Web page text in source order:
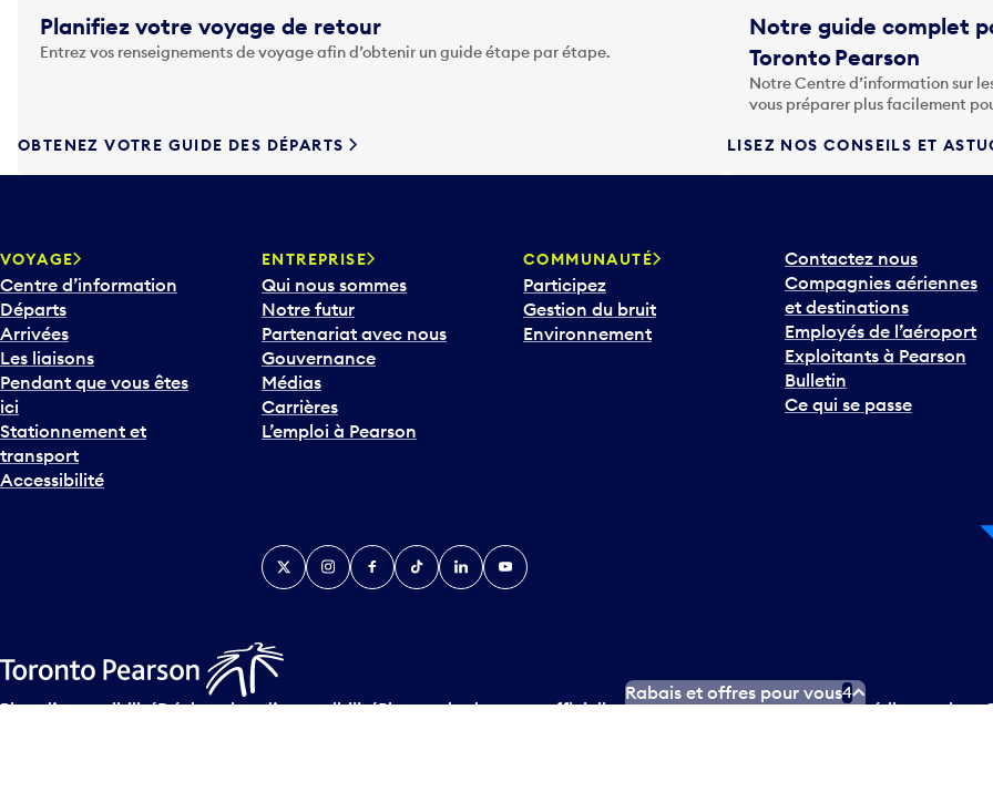
y
e
z
r
u
c
h
e
F
l
c
h
e
a
Planifiez votre voyage de retour
Entrez vos renseignements de voyage afin d’obtenir un guide étape par étape.
OBTENEZ VOTRE GUIDE DES DÉPARTS
Notre guide complet
Toronto Pearson
Notre Centre d’information sur
vous préparer plus facilement
LISEZ NOS CONSEILS ET
VOYAGE
Centre d’information
Départs
Arrivées
Les liaisons
Pendant que vous êtes
ici
Stationnement et
transport
Accessibilité
ENTREPRISE
Qui nous sommes
Notre futur
Partenariat avec nous
Gouvernance
Médias
Carrières
L’emploi à Pearson
COMMUNAUTÉ
Participez
Gestion du bruit
Environnement
Contactez nous
Compagnies aériennes
et destinations
Employés de l’aéroport
Exploitants à Pearson
Bulletin
Ce qui se passe
TwitterInstagramFacebook
TikTokLinkedInYouTube
Plan d’accessibilitéDéclaration d’accessibilitéPlan sur les langues officiellesConditions d’utilisation des médias sociaux
Rabais et offres pour vous4